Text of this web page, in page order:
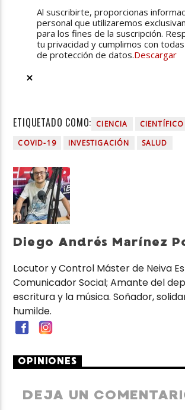
Al suscribirte, proporcionas
personal que utilizaremos
para los fines de la suscripción.
tu privacidad y cumplimos con
de protección de datos.Descargar
ETIQUETADO COMO: CIENCIA CIENTÍFICO
COVID-19
INVESTIGACIÓN SALUD
Diego Andrés Marínez
Locutor y Control Máster de Neiva
Comunicador Social; Amante del
escritura y la música. Soñador,
humilde.
OPINIONES
DEJA UN